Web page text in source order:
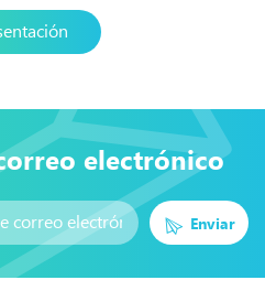
electrónico
Enviar